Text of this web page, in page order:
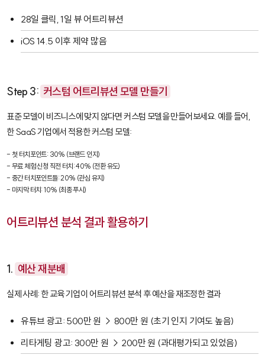
28일 클릭, 1일 뷰 어트리뷰션
iOS 14.5 이후 제약 많음
Step 3: 커스텀 어트리뷰션 모델 만들기
표준 모델이 비즈니스에 맞지 않다면 커스텀 모델을 만들어보세요. 예를 들어,
한 SaaS 기업에서 적용한 커스텀 모델:
- 첫 터치포인트: 30% (브랜드 인지)
- 무료 체험 신청 직전 터치: 40% (전환 유도)
- 중간 터치포인트들: 20% (관심 유지)
- 마지막 터치: 10% (최종 푸시)
어트리뷰션 분석 결과 활용하기
1. 예산 재분배
실제 사례: 한 교육 기업이 어트리뷰션 분석 후 예산을 재조정한 결과
유튜브 광고: 500만 원 → 800만 원 (초기 인지 기여도 높음)
리타게팅 광고: 300만 원 → 200만 원 (과대평가되고 있었음)